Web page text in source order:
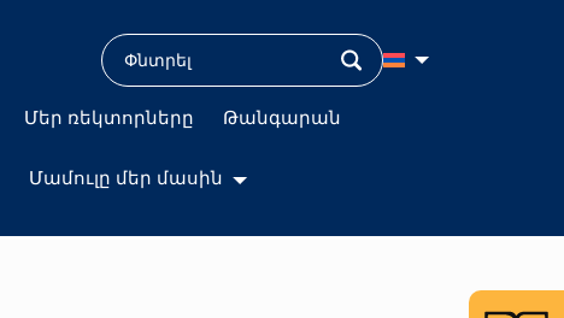
Մեր ռեկտորները Թանգարան
Մամուլը մեր մասին